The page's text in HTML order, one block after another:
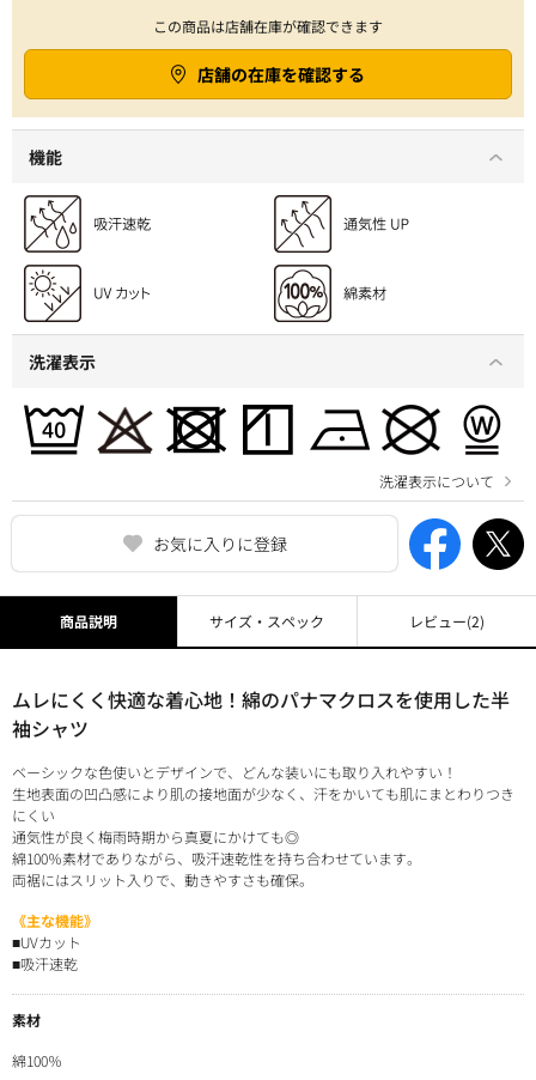
お気に入りに登録
この商品は店舗在庫が確認できます
店舗の在庫を確認する
機能
洗濯表示
洗濯表示について
商品説明
ムレにくく快適な着心地！綿のパナマクロスを使用した半
袖シャツ
ベーシックな色使いとデザインで、どんな装いにも取り入れやすい！
生地表面の凹凸感により肌の接地面が少なく、汗をかいても肌にまとわりつき
にくい
通気性が良く梅雨時期から真夏にかけても◎
綿100％素材でありながら、吸汗速乾性を持ち合わせています。
両裾にはスリット入りで、動きやすさも確保。
《主な機能》
■UVカット
■吸汗速乾
素材
綿100％
サイズ・スペック レビュー(2)